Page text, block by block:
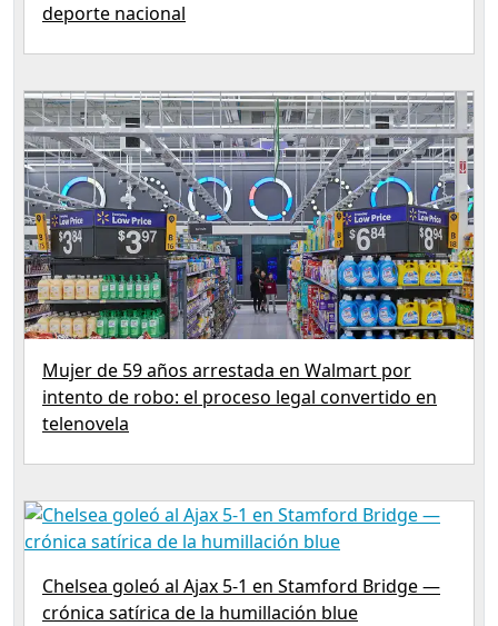
deporte nacional
Mujer de 59 años arrestada en Walmart por
intento de robo: el proceso legal convertido en
telenovela
Chelsea goleó al Ajax 5-1 en Stamford Bridge —
crónica satírica de la humillación blue